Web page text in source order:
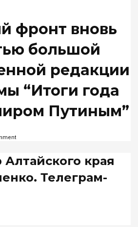
фронт вновь
большой
редакции
“Итоги года
Путиным”
Алтайского края
Телеграм-